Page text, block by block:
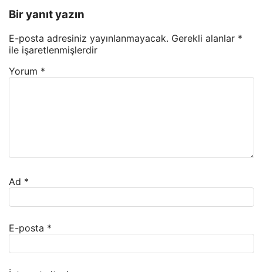
Bir yanıt yazın
E-posta adresiniz yayınlanmayacak. Gerekli alanlar *
ile işaretlenmişlerdir
Yorum *
Ad *
E-posta *